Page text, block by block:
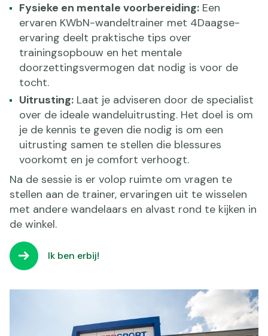
Fysieke en mentale voorbereiding: Een
ervaren KWbN-wandeltrainer met 4Daagse-
ervaring deelt praktische tips over
trainingsopbouw en het mentale
doorzettingsvermogen dat nodig is voor de
tocht.
Uitrusting: Laat je adviseren door de specialist
over de ideale wandeluitrusting. Het doel is om
je de kennis te geven die nodig is om een
uitrusting samen te stellen die blessures
voorkomt en je comfort verhoogt.
Na de sessie is er volop ruimte om vragen te
stellen aan de trainer, ervaringen uit te wisselen
met andere wandelaars en alvast rond te kijken in
de winkel.
Ik ben erbij!